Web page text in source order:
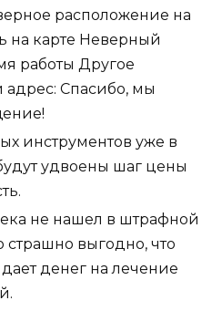
расположение на
на карте Неверный
работы Другое
Спасибо, мы
инструментов уже в
удвоены шаг цены
не нашел в штрафной
страшно выгодно, что
денег на лечение